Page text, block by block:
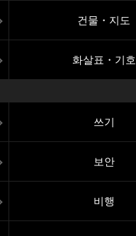
건물・지도
화살표・기호
쓰기
보안
비행